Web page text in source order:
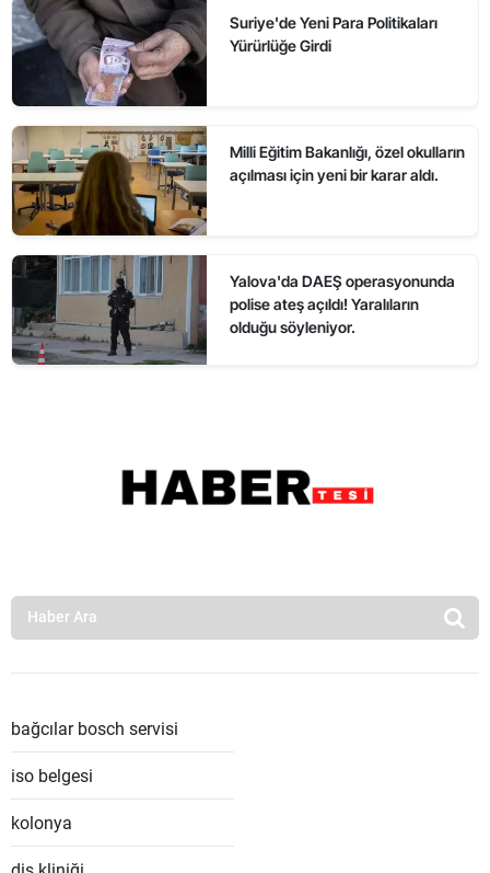
Suriye'de Yeni Para Politikaları
Yürürlüğe Girdi
Milli Eğitim Bakanlığı, özel okulların
açılması için yeni bir karar aldı.
Yalova'da DAEŞ operasyonunda
polise ateş açıldı! Yaralıların
olduğu söyleniyor.
bağcılar bosch servisi
iso belgesi
kolonya